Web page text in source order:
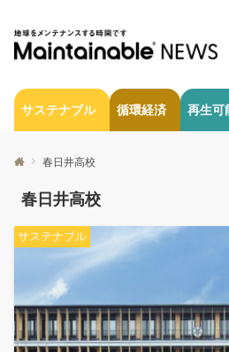
サステナブル 循環経済 再生可
春日井高校
春日井高校
サステナブル